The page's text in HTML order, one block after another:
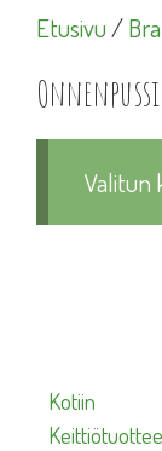
Etusivu/
Onnenpussi
Valitun
Kotiin